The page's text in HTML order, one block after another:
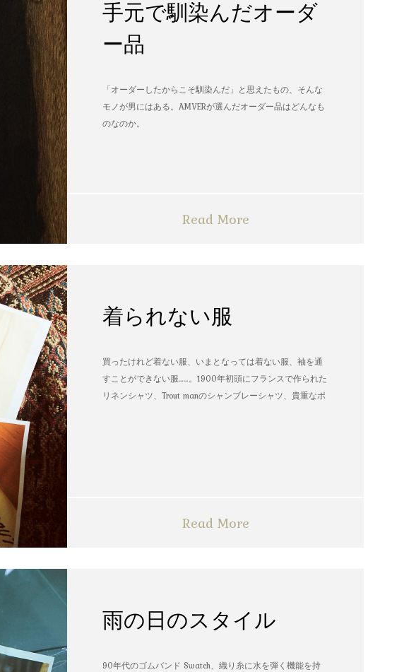
手元で馴染んだオーダ
ー品
「オーダーしたからこそ馴染んだ」と思えたもの、そんな
モノが男にはある。AMVERが選んだオーダー品はどんなも
のなのか。
Read More
着られない服
買ったけれど着ない服、いまとなっては着ない服、袖を通
すことができない服……。1900年初頭にフランスで作られた
リネンシャツ、Trout manのシャンブレーシャツ、貴重なポ
Read More
雨の日のスタイル
90年代のゴムバンド Swatch、織り糸に水を弾く機能を持